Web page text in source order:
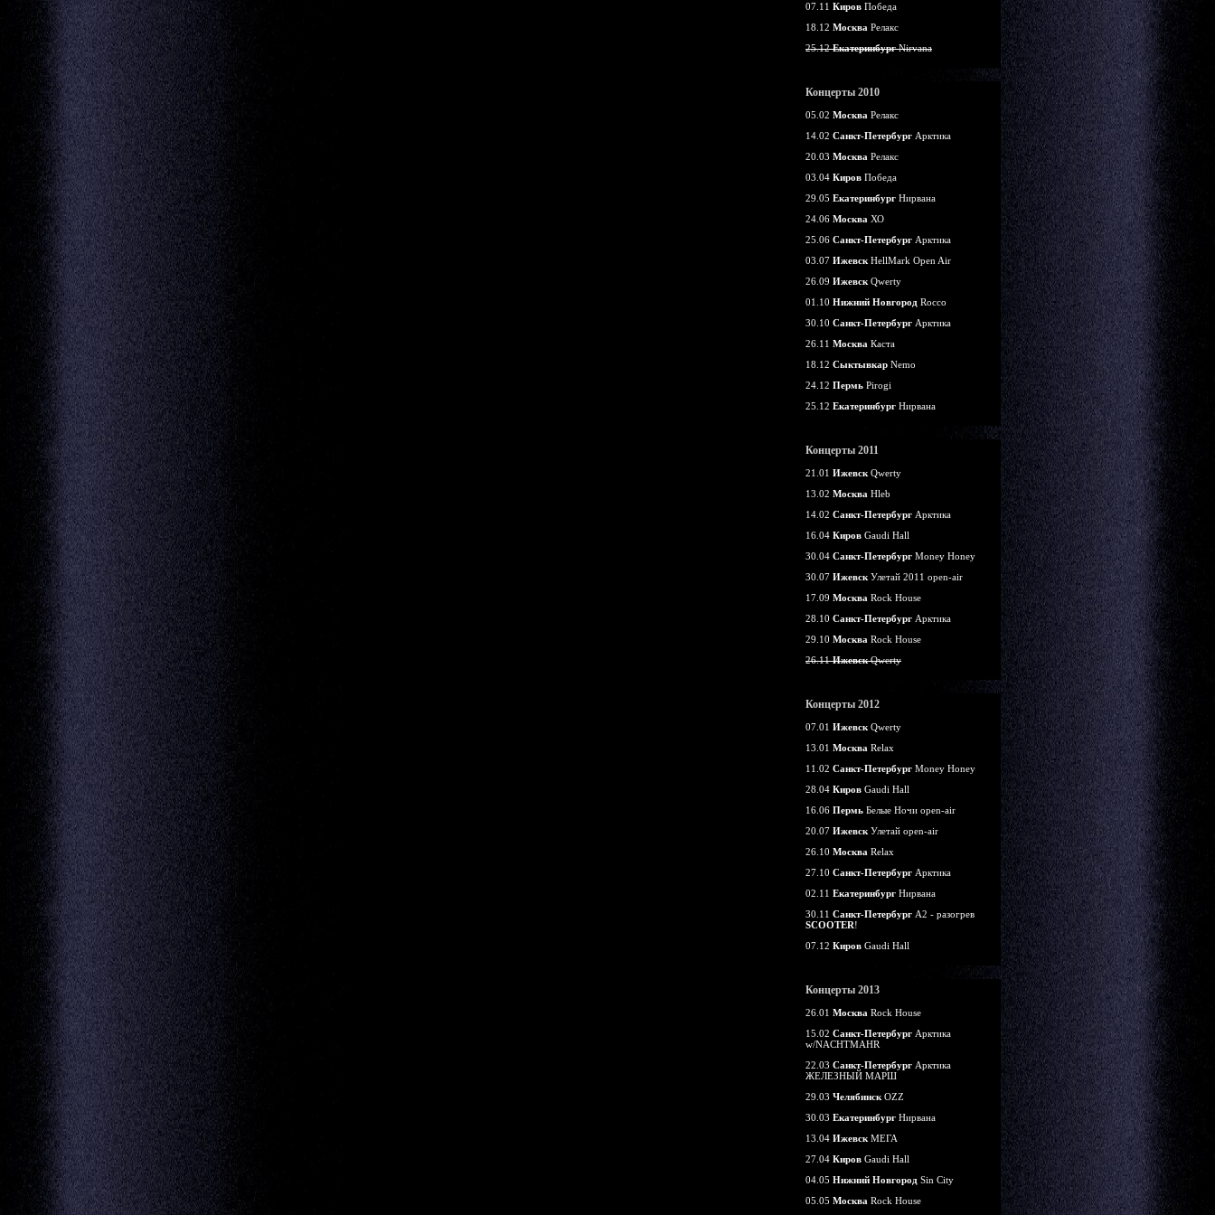
07.11 Киров Победа
18.12 Москва Релакс
25.12ЕкатеринбургNirvana
Концерты 2010
05.02 Москва Релакс
14.02 Санкт-Петербург Арктика
20.03 Москва Релакс
03.04 Киров Победа
29.05 Екатеринбург Нирвана
24.06 Москва ХО
25.06 Санкт-Петербург Арктика
03.07 Ижевск HellMark Open Air
26.09 Ижевск Qwerty
01.10 Нижний Новгород Rocco
30.10 Санкт-Петербург Арктика
26.11 Москва Каста
18.12 Сыктывкар Nemo
24.12 Пермь Pirogi
25.12 Екатеринбург Нирвана
Концерты 2011
21.01 Ижевск Qwerty
13.02 Москва Hleb
14.02 Санкт-Петербург Арктика
16.04 Киров Gaudi Hall
30.04 Санкт-Петербург Money Honey
30.07 Ижевск Улетай 2011 open-air
17.09 Москва Rock House
28.10 Санкт-Петербург Арктика
29.10 Москва Rock House
26.11ИжевскQwerty
Концерты 2012
07.01 Ижевск Qwerty
13.01 Москва Relax
11.02 Санкт-Петербург Money Honey
28.04 Киров Gaudi Hall
16.06 Пермь Белые Ночи open-air
20.07 Ижевск Улетай open-air
26.10 Москва Relax
27.10 Санкт-Петербург Арктика
02.11 Екатеринбург Нирвана
30.11 Санкт-Петербург А2 - разогрев
SCOOTER!
07.12 Киров Gaudi Hall
Концерты 2013
26.01 Москва Rock House
15.02 Санкт-Петербург Арктика
w/NACHTMAHR
22.03 Санкт-Петербург Арктика
ЖЕЛЕЗНЫЙ МАРШ
29.03 Челябинск OZZ
30.03 Екатеринбург Нирвана
13.04 Ижевск МЕГА
27.04 Киров Gaudi Hall
04.05 Нижний Новгород Sin City
05.05 Москва Rock House